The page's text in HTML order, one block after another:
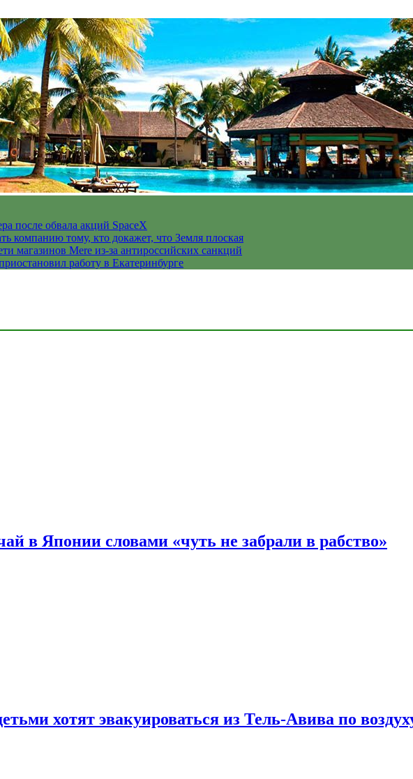
после обвала акций SpaceX
компанию тому, кто докажет, что Земля плоская
магазинов Mere из-за антироссийских санкций
работу в Екатеринбурге
в Японии словами «чуть не забрали в рабство»
хотят эвакуироваться из Тель-Авива по